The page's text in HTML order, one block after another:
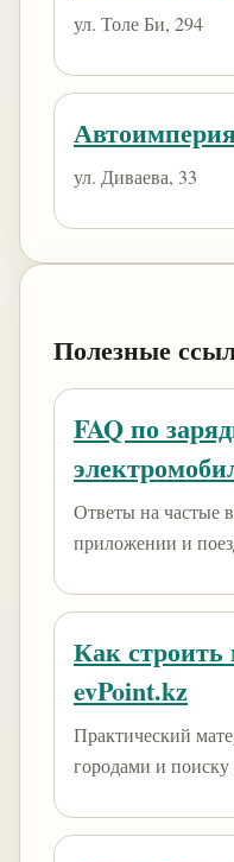
ул. Толе Би, 294
ул. Диваева, 33
Полезные
FAQ по
Ответы на частые
приложении и
Как
evPoint.kz
Практический
городами и